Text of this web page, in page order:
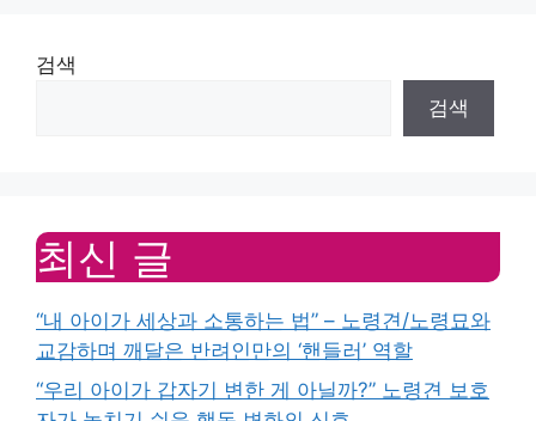
검색
검색
최신 글
“내 아이가 세상과 소통하는 법” – 노령견/노령묘와
교감하며 깨달은 반려인만의 ‘핸들러’ 역할
“우리 아이가 갑자기 변한 게 아닐까?” 노령견 보호